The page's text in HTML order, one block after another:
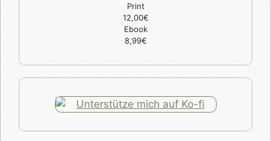
Print
12,00€
Ebook
8,99€